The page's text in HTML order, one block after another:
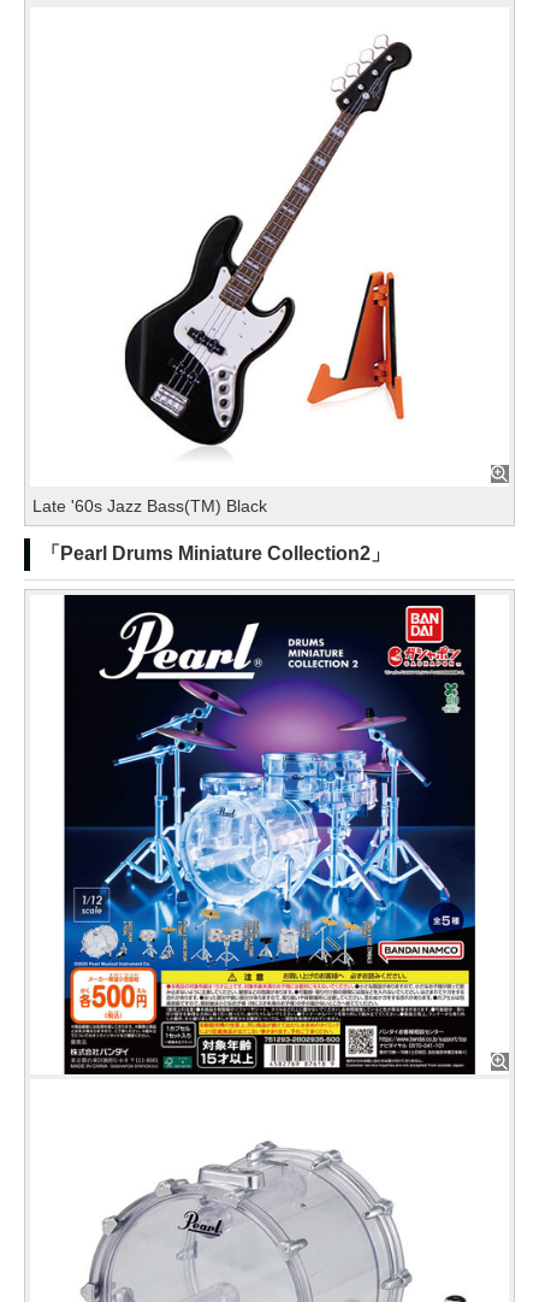
Late '60s Jazz Bass(TM) Black
「Pearl Drums Miniature Collection2」